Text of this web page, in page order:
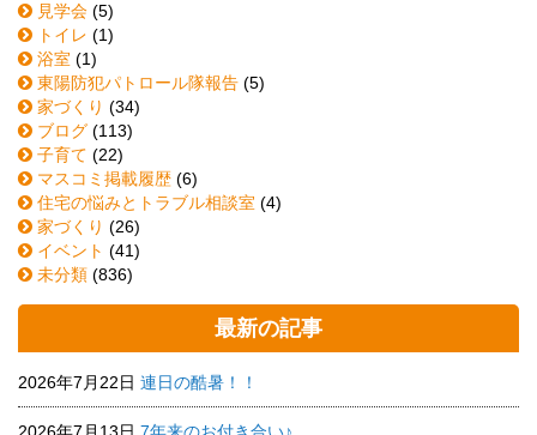
見学会 (5)
トイレ (1)
浴室 (1)
東陽防犯パトロール隊報告 (5)
家づくり (34)
ブログ (113)
子育て (22)
マスコミ掲載履歴 (6)
住宅の悩みとトラブル相談室 (4)
家づくり (26)
イベント (41)
未分類 (836)
最新の記事
2026年7月22日 連日の酷暑！！